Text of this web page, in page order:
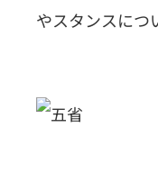
やスタンスにつ